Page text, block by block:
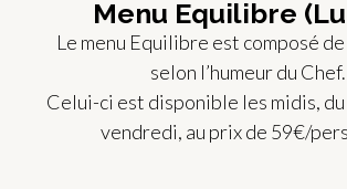
Menu Equilibre
Le menu Equilibre est composé
selon l’humeur du Chef.
Celui-ci est disponible les midis,
vendredi, au prix de 59€/